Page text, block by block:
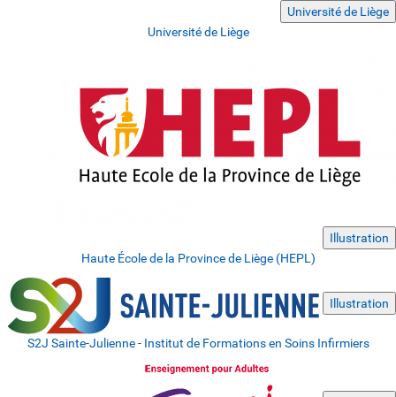
Université de Liège
Université de Liège
Illustration
Haute École de la Province de Liège (HEPL)
Illustration
S2J Sainte-Julienne - Institut de Formations en Soins Infirmiers